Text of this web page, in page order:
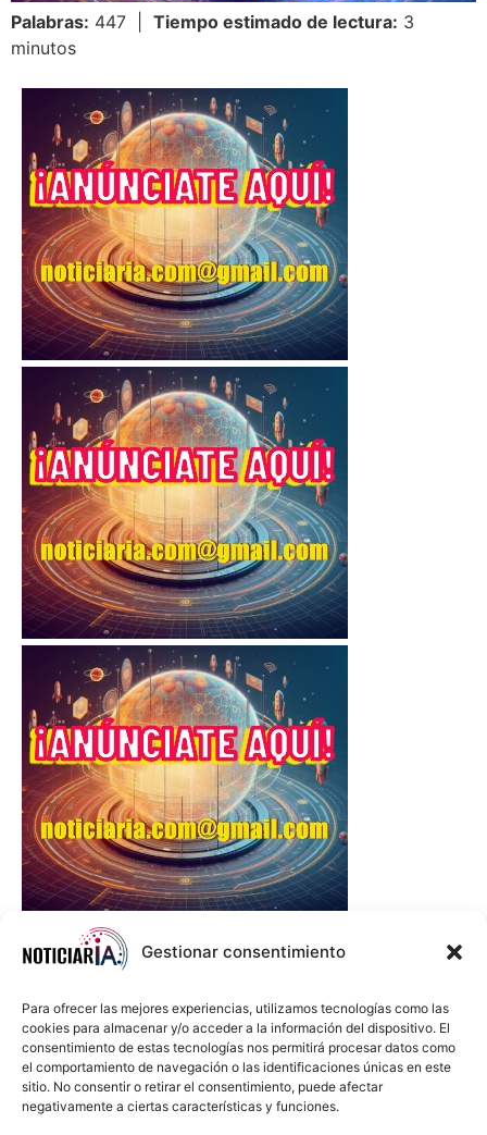
Gestionar consentimiento
Para ofrecer las mejores experiencias, utilizamos tecnologías como las
cookies para almacenar y/o acceder a la información del dispositivo. El
consentimiento de estas tecnologías nos permitirá procesar datos como
el comportamiento de navegación o las identificaciones únicas en este
sitio. No consentir o retirar el consentimiento, puede afectar
negativamente a ciertas características y funciones.
Palabras: 447 | Tiempo estimado de lectura: 3
minutos